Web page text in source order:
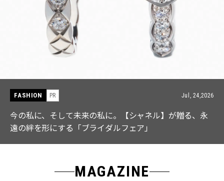
して未来の私に。【シャネル】が贈る、永
する「ブライダルフェア」
FASHION
【ICB】
MAGAZINE